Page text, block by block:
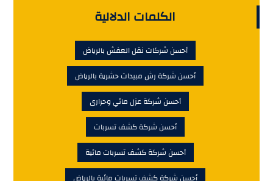
الكلمات الدلالية
أحسن شركات نقل العفش بالرياض
أحسن شركة رش مبيدات حشرية بالرياض
أحسن شركة عزل مائي وحرارى
أحسن شركة كشف تسربات
أحسن شركة كشف تسربات مائية
أحسن شركة كشف تسربات مائية بالرياض